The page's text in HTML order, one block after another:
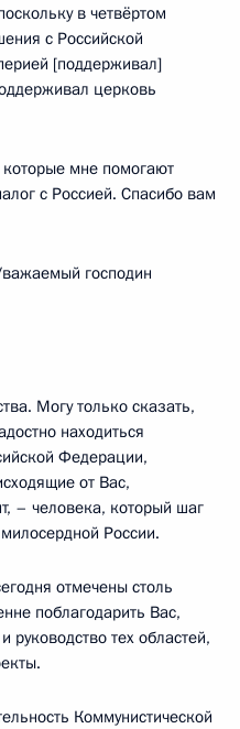
в четвёртом
с Российской
[поддерживал]
церковь
мне помогают
с Россией. Спасибо вам
господин
Могу только сказать,
находиться
Федерации,
от Вас,
– человека, который шаг
России.
отмечены столь
поблагодарить Вас,
руководство тех областей,
Коммунистической